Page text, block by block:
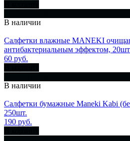
В наличии
Салфетки влажные MANEKI
антибактериальным эффектом,
60 руб.
В наличии
Салфетки бумажные Maneki Kabi
250шт.
190 руб.